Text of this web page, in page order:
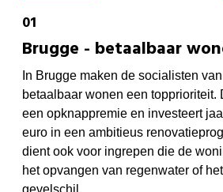
Brugge - betaalbaar
In Brugge maken de socialisten
betaalbaar wonen een topprioriteit.
een opknappremie en investeert
euro in een ambitieus
dient ook voor ingrepen die de
het opvangen van regenwater of
gevelschil.